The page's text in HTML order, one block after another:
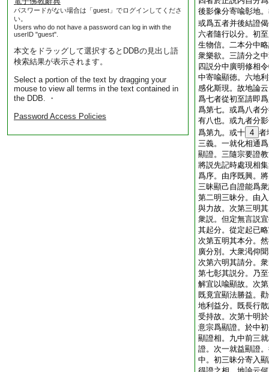
パスワードがない場合は「guest」でログインしてくださ
い。
Users who do not have a password can log in with the
userID "guest".
本文をドラッグして選択するとDDBの見出し語
検索結果が表示されます。
Select a portion of the text by dragging your
mouse to view all terms in the text contained in
the DDB. ・
Password Access Policies
後影像分寄喩彰地
或爲五者并後結證
六者隨行以分。初
生物信。二本分中
衆樂欲。三請分之
四説分中廣明修相
中寄喩顯徳。六地
感化斯現。故地論
爲七者從初至請即
爲第七。或爲八者
有八也。或九者分
爲第九。或十 4 者
三義。一就化相通
顯證。三隨宗要證
將説先記時處現相
爲序。由序既興。
三昧顯己自證能爲
第二明三昧分。由
與力故。次第三明
衆説。但定無言説
其起分。從定起已
次第五明其本分。
廣分別。大衆渇仰
次第六明其請分。
第七彰其説分。乃
解宜以喩顯故。次
既竟宜顯法勝益。
地利益分。既長行
受持故。次第十明
意宗爲顯證。於中
顯證相。九中前三
證。次一就益顯證
中。初三昧分寄入